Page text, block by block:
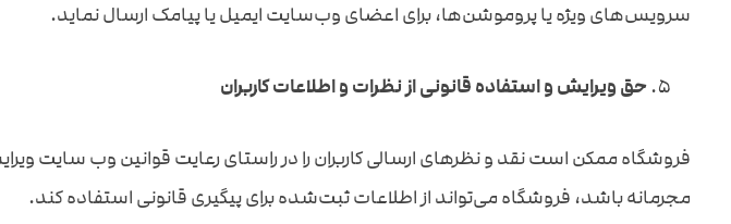
سرویس‌های ویژه یا پروموشن‌ها، برای اعضای وب‌سایت ایمیل یا پیامک ارسال نماید.
حق ویرایش و استفاده قانونی از نظرات و اطلاعات کاربران
فروشگاه ممکن است نقد و نظرهای ارسالی کاربران را در راستای رعایت قوانین وب سایت
مجرمانه باشد، فروشگاه می‌تواند از اطلاعات ثبت‌شده برای پیگیری قانونی استفاده کند.